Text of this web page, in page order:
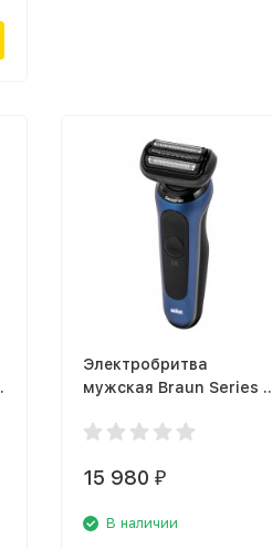
Электробритва
мужская Braun Series 6
15 980 ₽
В наличии